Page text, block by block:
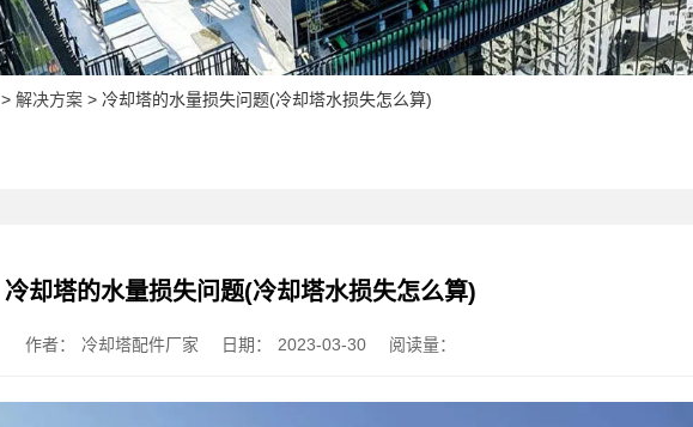
> 解决方案 > 冷却塔的水量损失问题(冷却塔水损失怎么算)
冷却塔的水量损失问题(冷却塔水损失怎么算)
作者： 冷却塔配件厂家 日期： 2023-03-30 阅读量：